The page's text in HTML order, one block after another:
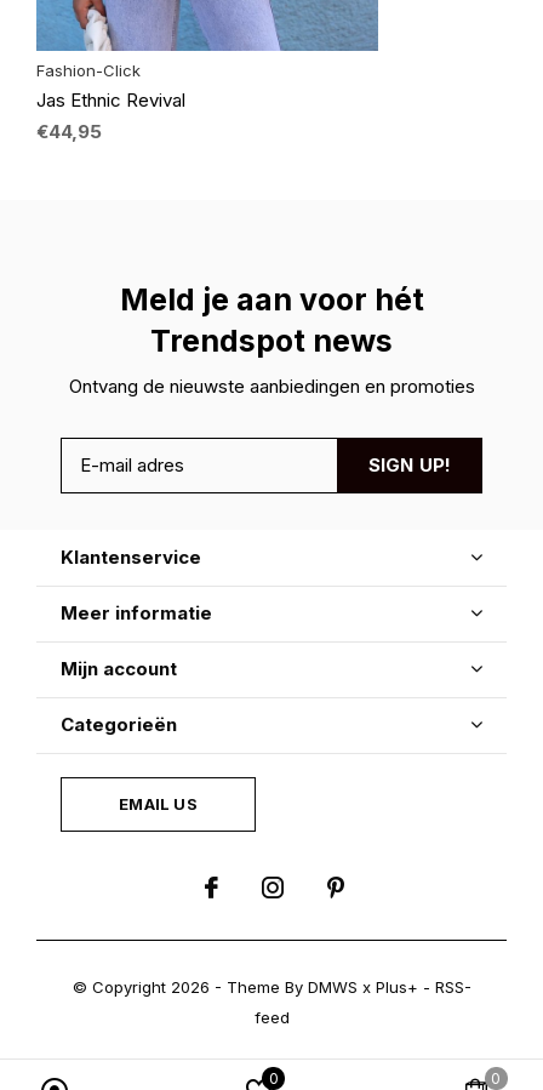
Fashion-Click
Jas Ethnic Revival
€44,95
Meld je aan voor hét
Trendspot news
Ontvang de nieuwste aanbiedingen en promoties
SIGN UP!
Klantenservice
Meer informatie
Mijn account
Categorieën
EMAIL US
© Copyright 2026 - Theme By DMWS x Plus+ - RSS-
feed
0 0